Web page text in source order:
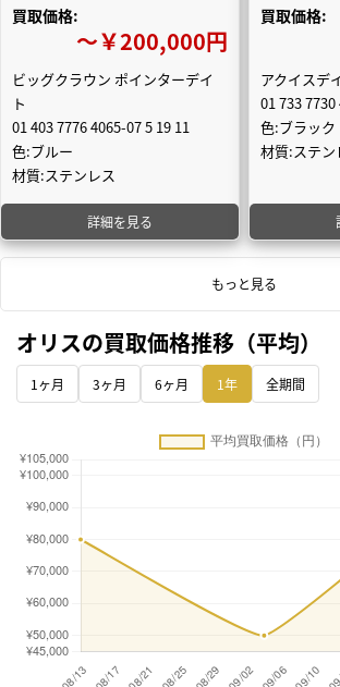
買取価格:
〜￥200,000円
ビッグクラウン ポインターデイ
ト
01 403 7776 4065-07 5 19 11
色:ブルー
材質:ステンレス
詳細を見る
買取価格:
アクイスデ
01 733
色:ブラック
材質:ステン
もっと見る
オリスの買取価格推移（平均）
1ヶ月 3ヶ月 6ヶ月 1年 全期間